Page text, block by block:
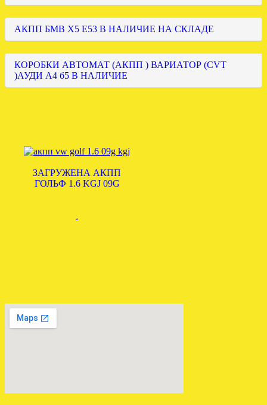
АКПП БМВ Х5 Е53 В НАЛИЧИЕ НА СКЛАДЕ
КОРОБКИ АВТОМАТ (АКПП ) ВАРИАТОР (CVT
)АУДИ А4 б5 В НАЛИЧИЕ
ЗАГРУЖЕНА АКПП
ГОЛЬФ 1.6 KGJ 09G
.
ЗАГРУЖЕНА АКПП АУДИ